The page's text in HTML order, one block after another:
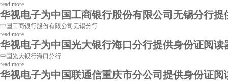
read more
华视电子为中国工商银行股份有限公司无锡分行提
中国工商银行股份有限公司无锡分行
read more
华视电子为中国光大银行海口分行提供身份证阅读
中国光大银行海口分行
read more
华视电子为中国联通信重庆市分公司提供身份证阅